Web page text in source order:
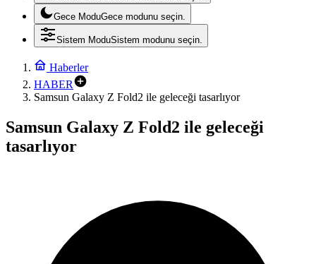
Gece ModuGece modunu seçin.
Sistem ModuSistem modunu seçin.
Haberler
HABER
Samsun Galaxy Z Fold2 ile geleceği tasarlıyor
Samsun Galaxy Z Fold2 ile geleceği
tasarlıyor